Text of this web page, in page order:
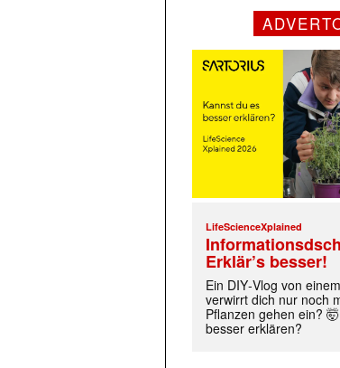
LifeScienceXplained
Erklär’s besser!
Ein DIY‑Vlog von
verwirrt dich nur noch
Pflanzen gehen ein?
besser erklären?